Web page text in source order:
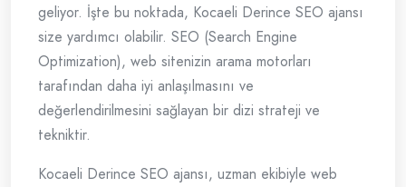
geliyor. İşte bu noktada, Kocaeli Derince SEO ajansı
size yardımcı olabilir. SEO (Search Engine
Optimization), web sitenizin arama motorları
tarafından daha iyi anlaşılmasını ve
değerlendirilmesini sağlayan bir dizi strateji ve
tekniktir.
Kocaeli Derince SEO ajansı, uzman ekibiyle web